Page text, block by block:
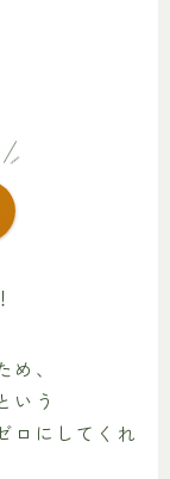
、
いう
ロにしてくれ